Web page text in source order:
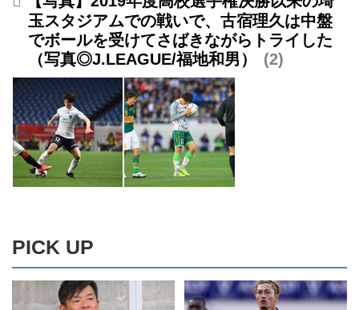
玉スタジアムでの戦いで、古宿理久は中盤
でボールを受けてさばきながらトライした
（写真◎J.LEAGUE/福地和男）
2
PICK UP